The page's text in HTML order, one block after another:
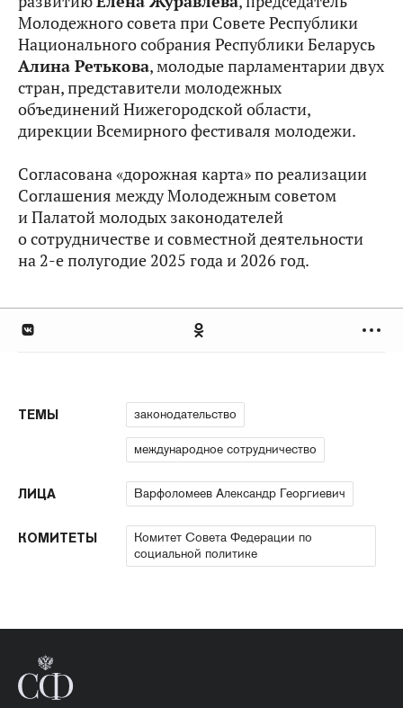
Молодежного совета при Совете Республики
Национального собрания Республики Беларусь
Алина Ретькова, молодые парламентарии двух
стран, представители молодежных
объединений Нижегородской области,
дирекции Всемирного фестиваля молодежи.
Согласована «дорожная карта» по реализации
Соглашения между Молодежным советом
и Палатой молодых законодателей
о сотрудничестве и совместной деятельности
на 2-е полугодие 2025 года и 2026 год.
ТЕМЫ законодательство
международное сотрудничество
ЛИЦА Варфоломеев Александр Георгиевич
КОМИТЕТЫ
Комитет Совета Федерации по
социальной политике